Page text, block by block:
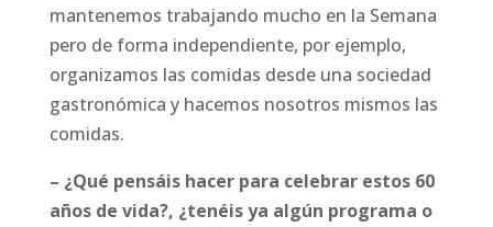
mantenemos trabajando mucho en la Semana
pero de forma independiente, por ejemplo,
organizamos las comidas desde una sociedad
gastronómica y hacemos nosotros mismos las
comidas.
– ¿Qué pensáis hacer para celebrar estos 60
años de vida?, ¿tenéis ya algún programa o